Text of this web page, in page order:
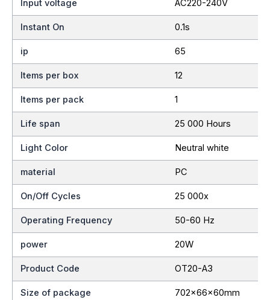
Input voltage AC220-240V
Instant On 0.1s
ip 65
Items per box 12
Items per pack 1
Life span 25 000 Hours
Light Color Neutral white
material PC
On/Off Cycles 25 000x
Operating Frequency 50-60 Hz
power 20W
Product Code OT20-A3
Size of package 702x66x60mm